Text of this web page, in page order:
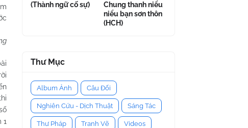
1
(Thành ngữ cố sự)
Chung thanh niểu
niểu bạn sơn thôn
(HCH)
Thư Mục
Album Ảnh Câu Đối
Nghiên Cứu - Dịch Thuật Sáng Tác
Thư Pháp Tranh Vẽ Videos